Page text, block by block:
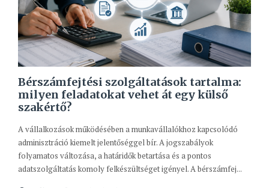
Bérszámfejtési szolgáltatások tartalma:
milyen feladatokat vehet át egy külső
szakértő?
A vállalkozások működésében a munkavállalókhoz kapcsolódó
adminisztráció kiemelt jelentőséggel bír. A jogszabályok
folyamatos változása, a határidők betartása és a pontos
adatszolgáltatás komoly felkészültséget igényel. A bérszámfej...